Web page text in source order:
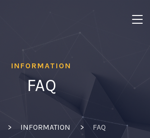
INFORMATION
FAQ
INFORMATION FAQ